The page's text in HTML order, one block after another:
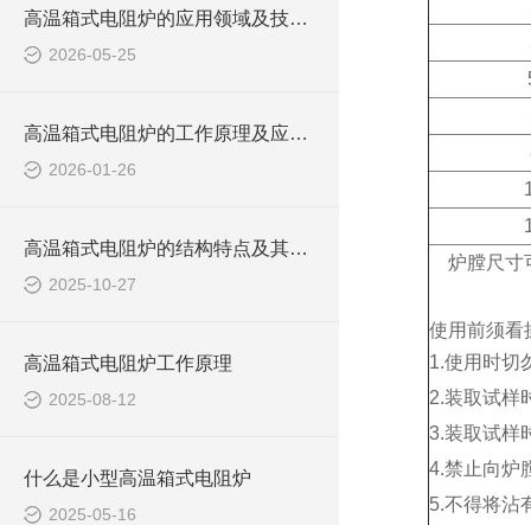
高温箱式电阻炉的应用领域及技术优势
2026-05-25
高温箱式电阻炉的工作原理及应用领域
2026-01-26
高温箱式电阻炉的结构特点及其作用
2025-10-27
高温箱式电阻炉工作原理
2025-08-12
什么是小型高温箱式电阻炉
2025-05-16
炉膛尺寸
使用前须看
1.使用时切
2.装取试样
3.装取试样
4.禁止向炉
5.不得将沾